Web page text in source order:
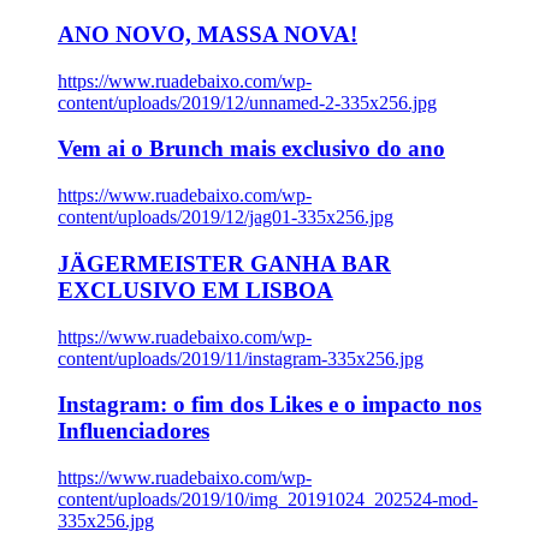
ANO NOVO, MASSA NOVA!
https://www.ruadebaixo.com/wp-
content/uploads/2019/12/unnamed-2-335x256.jpg
Vem ai o Brunch mais exclusivo do ano
https://www.ruadebaixo.com/wp-
content/uploads/2019/12/jag01-335x256.jpg
JÄGERMEISTER GANHA BAR
EXCLUSIVO EM LISBOA
https://www.ruadebaixo.com/wp-
content/uploads/2019/11/instagram-335x256.jpg
Instagram: o fim dos Likes e o impacto nos
Influenciadores
https://www.ruadebaixo.com/wp-
content/uploads/2019/10/img_20191024_202524-mod-
335x256.jpg